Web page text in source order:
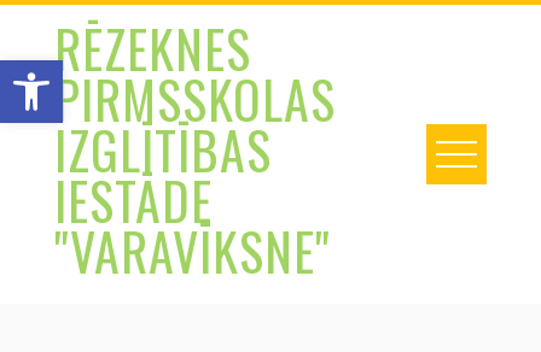
Open toolbar
Skip
contentRĒZEKNES
PIRMSSKOLAS
IZGLĪTĪBAS
IESTĀDE
"VARAVĪKSNE"